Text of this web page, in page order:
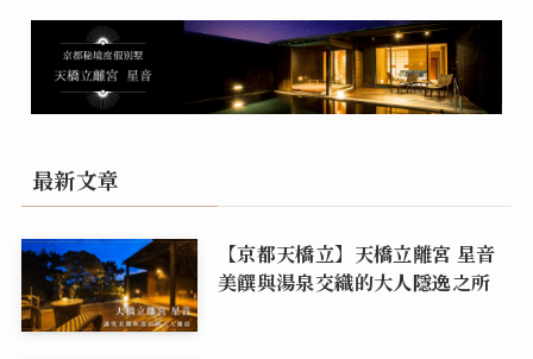
最新文章
【京都天橋立】天橋立離宮 星音
美饌與湯泉交織的大人隱逸之所